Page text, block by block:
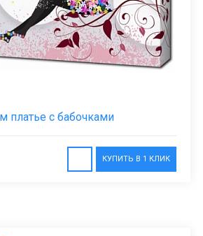
платье с бабочками
КУПИТЬ В 1 КЛИК